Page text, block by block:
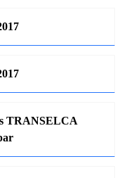
TRANSELCA